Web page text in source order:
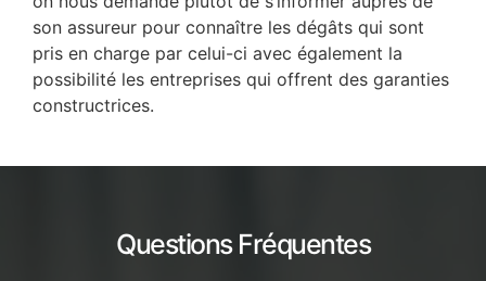
son assureur pour connaître les dégâts qui sont
pris en charge par celui-ci avec également la
possibilité les entreprises qui offrent des garanties
constructrices.
Questions Fréquentes